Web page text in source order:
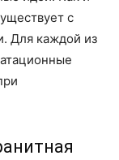
с
Для каждой из